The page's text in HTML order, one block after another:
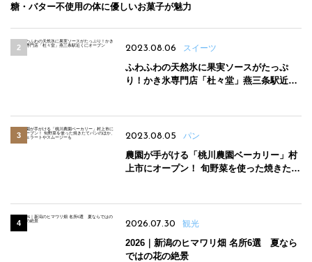
糖・バター不使用の体に優しいお菓子が魅力
2023.08.06 スイーツ
ふわふわの天然氷に果実ソースがたっぷ
り！かき氷専門店「杜々堂」燕三条駅近く
2023.08.05 パン
農園が手がける「桃川農園ベーカリー」村
上市にオープン！ 旬野菜を使った焼きたて
2026.07.30 観光
2026｜新潟のヒマワリ畑 名所6選 夏なら
ではの花の絶景